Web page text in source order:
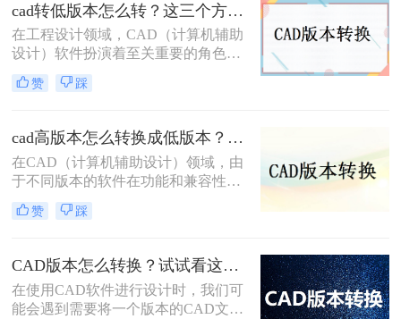
CAD文件的版本降低。那么cad版本
太高怎么降呢？本文将介绍四种有效
的方法来实现这一目标。
cad转低版本怎么转？这三个方法都可以转换版本！
在工程设计领域，CAD（计算机辅助
设计）软件扮演着至关重要的角色。
然而，由于不同版本的CAD软件之间
存在兼容性问题，有时我们需要将高
在旧版本的软件中打开和编辑。那么
CAD转低版本怎么转呢？本文将为您
介绍几种将CAD文件转换为低版本的
方法，帮助您解决兼容性问题。
赞 踩
cad高版本怎么转换成低版本？为你带来3个好用的方法！
在CAD（计算机辅助设计）领域，由
于不同版本的软件在功能和兼容性上
存在差异，有时我们需要将高版本的
CAD文件转换为低版本，以便在旧版
cad高版本怎么转换成低版本呢？以下
是一些常用的方法来实现CAD高版本
到低版本的转换。
赞 踩
CAD版本怎么转换？试试看这三个方法！
​在使用CAD软件进行设计时，我们可
能会遇到需要将一个版本的CAD文件